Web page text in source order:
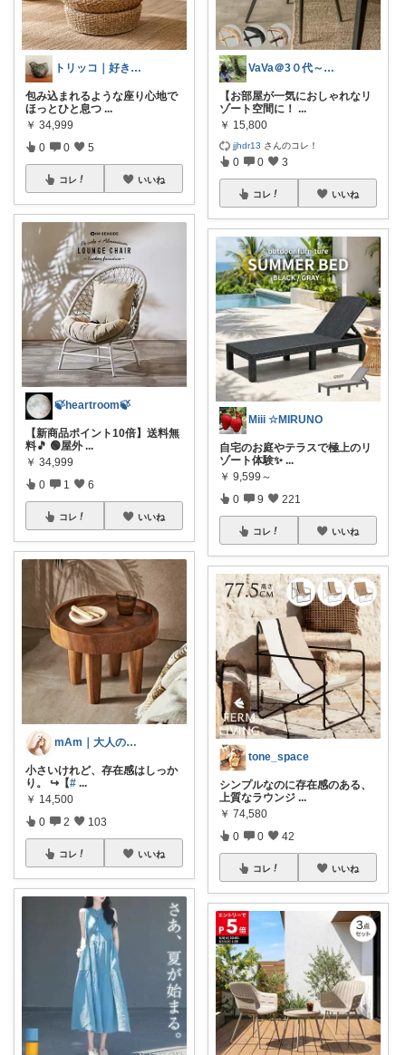
トリッコ｜好きな雑貨・インテリア
包み込まれるような座り心地で
ほっとひと息つ ...
￥ 34,999
0 0 5
コレ いいね
🍃heartroom🍃
【新商品ポイント10倍】送料無
料🎵 🟢屋外 ...
￥ 34,999
0 1 6
コレ いいね
mAm｜大人のご褒美セレクト
小さいけれど、存在感はしっか
り。 ↪︎【# ...
￥ 14,500
0 2 103
コレ いいね
VaVa＠3０代～初めての都内暮らし
【お部屋が一気におしゃれなリ
ゾート空間に！ ...
￥ 15,800
jjhdr13 さんのコレ！
0 0 3
コレ いいね
Miii ☆MIRUNO
自宅のお庭やテラスで極上のリ
ゾート体験✨ ...
￥ 9,599～
0 9 221
コレ いいね
tone_space
シンプルなのに存在感のある、
上質なラウンジ ...
￥ 74,580
0 0 42
コレ いいね